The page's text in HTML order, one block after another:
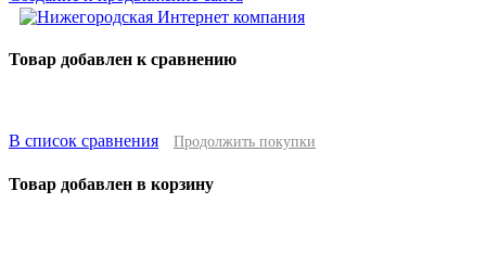
Товар добавлен к сравнению
В список сравнения Продолжить покупки
Товар добавлен в корзину